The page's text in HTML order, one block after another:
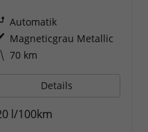
Getriebe Automatik
Außenfarbe Magneticgrau Metallic
Kilometerstand 70 km
Details
l/100km